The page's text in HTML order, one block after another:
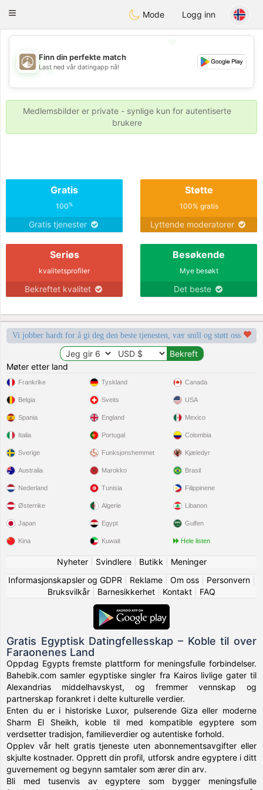
ahebik
Toggle
Mode Logg inn
💖
💕
💕
Finn din perfekte match
Last ned vår datingapp nå!
Medlemsbilder er private - synlige kun for autentiserte
brukere
Gratis
100%
Gratis tjenester
Støtte
100% gratis
Lyttende moderatorer
Seriøs
kvalitetsprofiler
Bekreftet kvalitet
Besøkende
Mye besøkt
Det beste
Vi jobber hardt for å gi deg den beste tjenesten, vær snill og støtt oss
Møter etter land
Frankrike
Belgia
Spania
Italia
Sverige
Tyskland
Sveits
England
Portugal
Funksjonshemmet
Canada
USA
Mexico
Colombia
Kjæledyr
Australia
Nederland
Østerrike
Japan
Kina
Marokko
Tunisia
Algerie
Egypt
Kuwait
Brasil
Filippinene
Libanon
Gulfen
Hele listen
Nyheter| Svindlere| Butikk
Meninger
Informasjonskapsler og GDPR
Reklame| Om oss| Personvern|
Bruksvilkår
Barnesikkerhet Kontakt FAQ
Gratis Egyptisk Datingfellesskap – Koble til over
Faraonenes Land
Oppdag Egypts fremste plattform for meningsfulle forbindelser.
Bahebik.com samler egyptiske singler fra Kairos livlige gater til
Alexandrias middelhavskyst, og fremmer vennskap og
partnerskap forankret i delte kulturelle verdier.
Enten du er i historiske Luxor, pulserende Giza eller moderne
Sharm El Sheikh, koble til med kompatible egyptere som
verdsetter tradisjon, familieverdier og autentiske forhold.
Opplev vår helt gratis tjeneste uten abonnementsavgifter eller
skjulte kostnader. Opprett din profil, utforsk andre egyptere i ditt
guvernement og begynn samtaler som ærer din arv.
Bli med tusenvis av egyptere som bygger meningsfulle